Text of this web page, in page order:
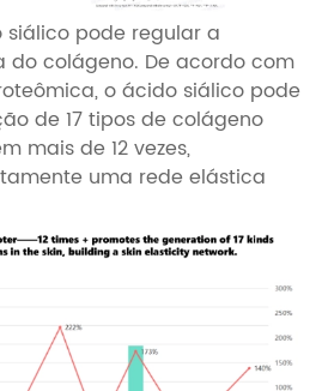
siálico pode regular a
do colágeno. De acordo com
o ácido siálico pode
de 17 tipos de colágeno
mais de 12 vezes,
uma rede elástica